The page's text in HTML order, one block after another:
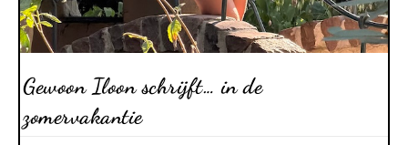
Gewoon Iloon schrijft… in de
zomervakantie